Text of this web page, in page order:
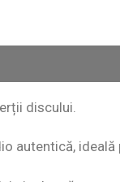
discului.
autentică,